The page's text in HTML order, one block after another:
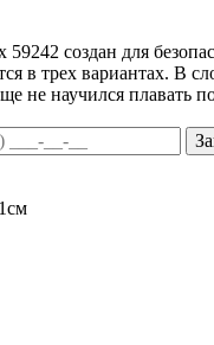
создан для
в трех вариантах. В
не научился плавать